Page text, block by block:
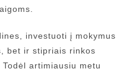
investuoti į mokymus
bet ir stipriais rinkos
artimiausiu metu